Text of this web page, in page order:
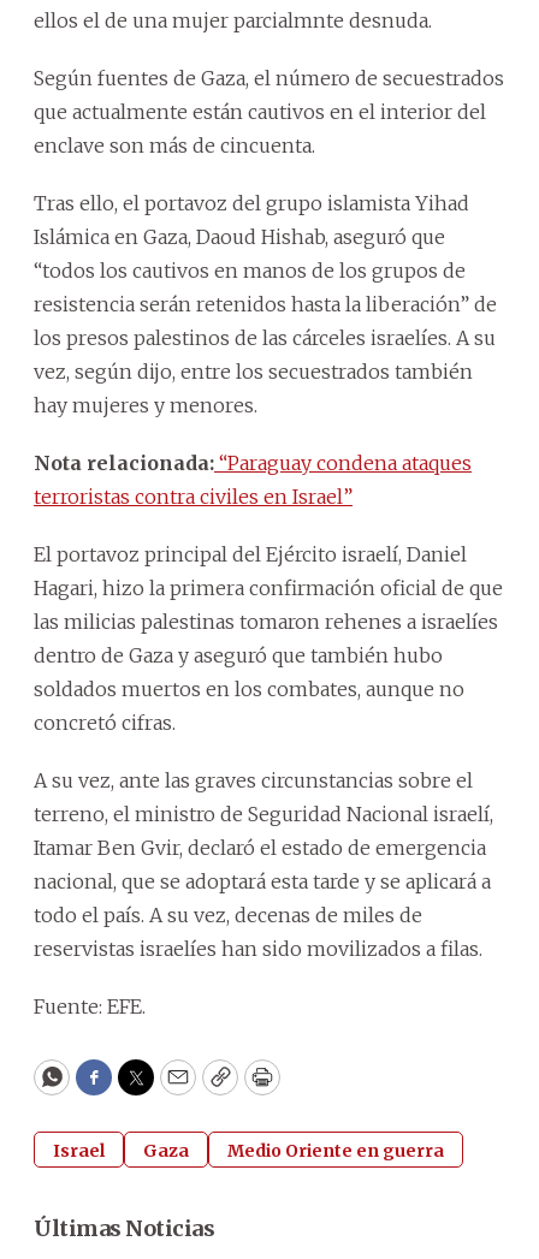
ellos el de una mujer parcialmnte desnuda.
Según fuentes de Gaza, el número de secuestrados
que actualmente están cautivos en el interior del
enclave son más de cincuenta.
Tras ello, el portavoz del grupo islamista Yihad
Islámica en Gaza, Daoud Hishab, aseguró que
“todos los cautivos en manos de los grupos de
resistencia serán retenidos hasta la liberación” de
los presos palestinos de las cárceles israelíes. A su
vez, según dijo, entre los secuestrados también
hay mujeres y menores.
Nota relacionada: “Paraguay condena ataques
terroristas contra civiles en Israel”
El portavoz principal del Ejército israelí, Daniel
Hagari, hizo la primera confirmación oficial de que
las milicias palestinas tomaron rehenes a israelíes
dentro de Gaza y aseguró que también hubo
soldados muertos en los combates, aunque no
concretó cifras.
A su vez, ante las graves circunstancias sobre el
terreno, el ministro de Seguridad Nacional israelí,
Itamar Ben Gvir, declaró el estado de emergencia
nacional, que se adoptará esta tarde y se aplicará a
todo el país. A su vez, decenas de miles de
reservistas israelíes han sido movilizados a filas.
Fuente: EFE.
WhatsApp
Facebook
Twitter
EmailCopyPrint
Israel Gaza Medio Oriente en guerra
Últimas Noticias